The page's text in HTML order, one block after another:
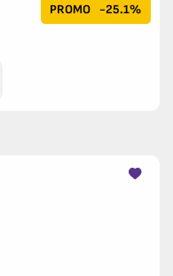
PROMO -25.1%
AU PANIER